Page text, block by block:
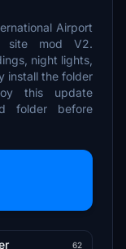
Airport
site mod V2.
night lights,
install the folder
this update
folder before
62